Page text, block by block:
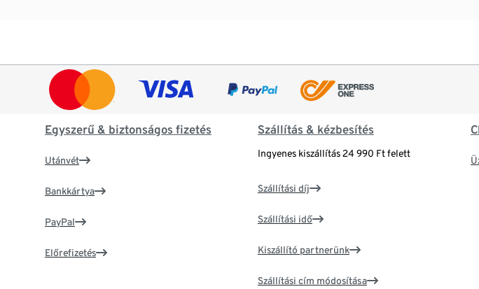
Egyszerű & biztonságos fizetés
Utánvét
Bankkártya
PayPal
Előrefizetés
Szállítás & kézbesítés
Ingyenes kiszállítás 24 990 Ft felett
Szállítási díj
Szállítási idő
Kiszállító partnerünk
Szállítási cím módosítása